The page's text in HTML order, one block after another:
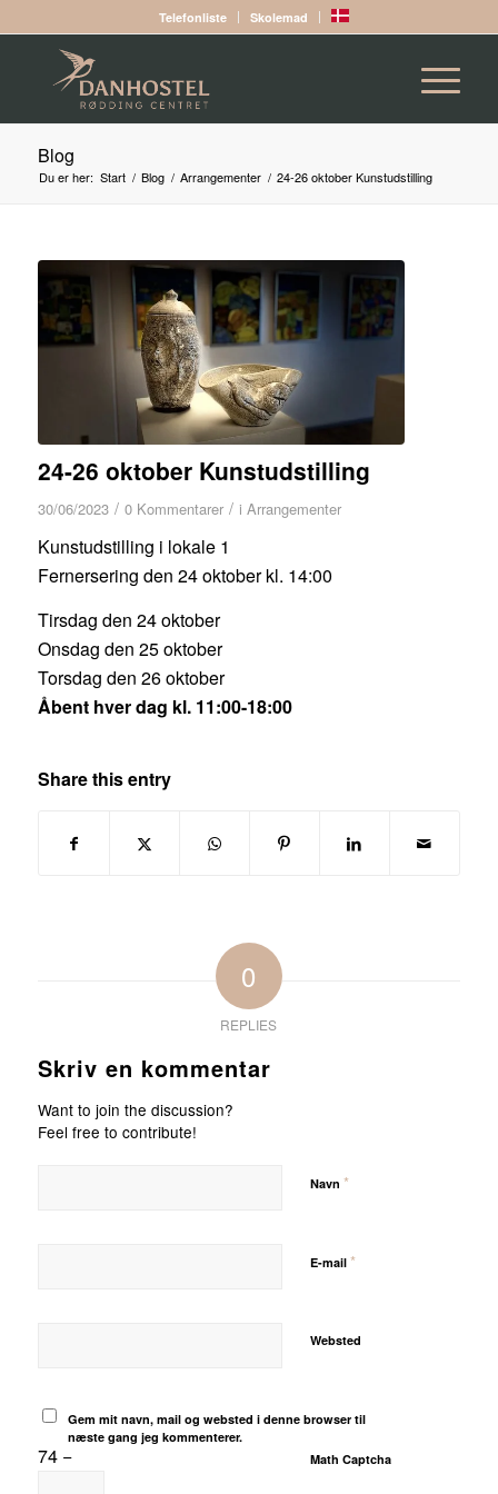
Telefonliste Skolemad
Blog
Du er her: Start / Blog / Arrangementer / 24-26 oktober Kunstudstilling
24-26 oktober Kunstudstilling
30/06/2023 / 0 Kommentarer / i Arrangementer
Kunstudstilling i lokale 1
Fernersering den 24 oktober kl. 14:00
Tirsdag den 24 oktober
Onsdag den 25 oktober
Torsdag den 26 oktober
Åbent hver dag kl. 11:00-18:00
Share this entry
0
REPLIES
Skriv en kommentar
Want to join the discussion?
Feel free to contribute!
Navn *
E-mail *
Websted
Gem mit navn, mail og websted i denne browser til
næste gang jeg kommenterer.
Math Captcha
74 −